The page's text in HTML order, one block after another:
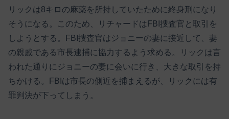
リックは8キロの麻薬を所持していたために終身刑になり
そうになる。このため、リチャードはFBI捜査官と取引を
しようとする。FBI捜査官はジョニーの妻に接近して、妻
の親戚である市長逮捕に協力するよう求める。リックは言
われた通りにジョニーの妻に会いに行き、大きな取引を持
ちかける。FBIは市長の側近を捕まえるが、リックには有
罪判決が下ってしまう。